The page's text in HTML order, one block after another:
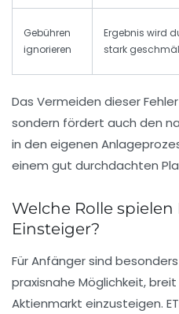
Gebühren
ignorieren
Ergebnis wird
stark
Das Vermeiden dieser
sondern fördert auch den
in den eigenen
einem gut durchdachten
Welche Rolle
Einsteiger?
Für Anfänger sind
praxisnahe Möglichkeit,
Aktienmarkt einzusteigen.